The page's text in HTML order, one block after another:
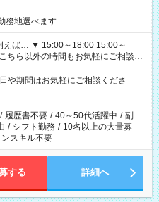
務地選べます
期間はお気軽にご相談くださ
/ 履歴書不要 / 40～50代活躍中 / 副
/ シフト勤務 / 10名以上の大量募
スキル不要
する 詳細へ